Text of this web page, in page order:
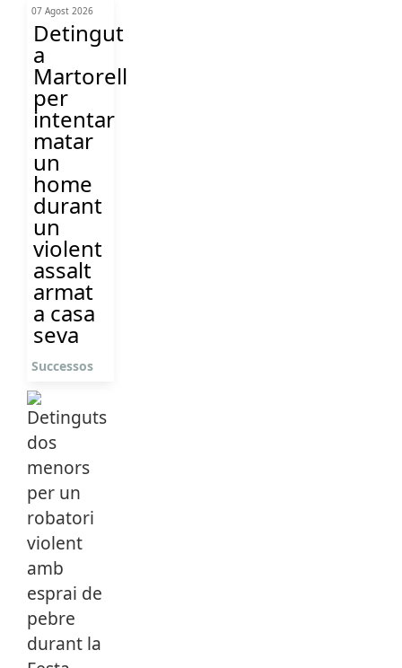
07 Agost 2026
Detingut
a
Martorell
per
intentar
matar
un
home
durant
un
violent
assalt
armat
a casa
seva
Successos